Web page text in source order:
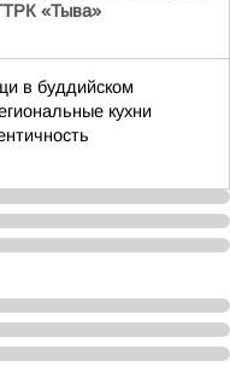
«Тыва»
в буддийском
кухни